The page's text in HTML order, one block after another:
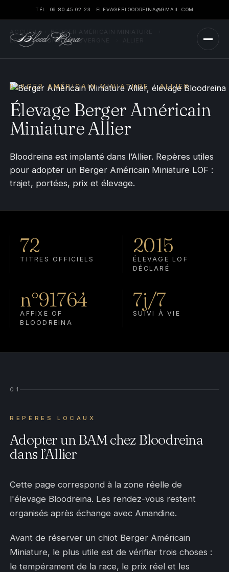
TÉL. 06 80 45 02 23 ELEVAGEBLOODREINA@GMAIL.COM
ACCUEIL BERGER AMÉRICAIN MINIATURE
LOCALISATIONS
› AUVERGNE
BERGER AMÉRICAIN MINIATURE · ALLIER
Élevage Berger Américain
Miniature Allier
Bloodreina est implanté dans l’Allier. Repères utiles
pour adopter un Berger Américain Miniature LOF :
trajet, portées, prix et élevage.
72
TITRES OFFICIELS
2015
ÉLEVAGE LOF
DÉCLARÉ
n°91764
AFFIXE OF
BLOODREINA
7j/7
SUIVI À VIE
01
REPÈRES LOCAUX
Adopter un BAM chez Bloodreina
dans l’Allier
Cette page correspond à la zone réelle de
l'élevage Bloodreina. Les rendez-vous restent
organisés après échange avec Amandine.
Avant de réserver un chiot Berger Américain
Miniature, le plus utile est de vérifier trois choses :
le tempérament de la race, le prix réel et les